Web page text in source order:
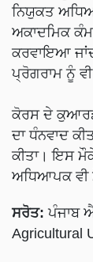
ਨਿਯੁਕਤ
ਅਕਾਦਮਿਕ
ਕਰਵਾਇਆ
ਪ੍ਰੋਗਰਾਮ ਨੂੰ
ਕੋਰਸ ਦੇ
ਦਾ ਧੰਨਵਾਦ
ਕੀਤਾ। ਇਸ
ਅਧਿਆਪਕ ਵੀ
ਸਰੋਤ: ਪੰਜਾਬ
Agricultural